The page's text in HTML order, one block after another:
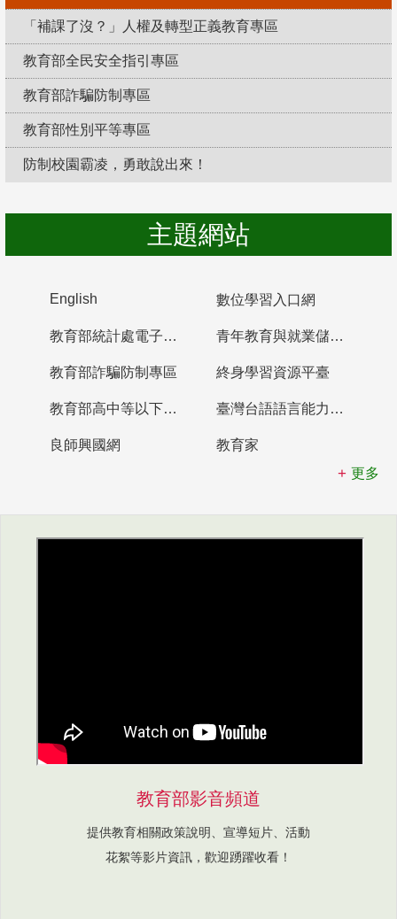
「補課了沒？」人權及轉型正義教育專區
教育部全民安全指引專區
教育部詐騙防制專區
教育部性別平等專區
防制校園霸凌，勇敢說出來！
主題網站
English 數位學習入口網
教育部統計處電子書櫃 青年教育與就業儲蓄帳戶
教育部詐騙防制專區 終身學習資源平臺
教育部高中等以下學校及幼兒園教師資格檢定考試 臺灣台語語言能力認證網站
良師興國網
教育家
更多
教育部影音頻道
提供教育相關政策說明、宣導短片、活動
花絮等影片資訊，歡迎踴躍收看！